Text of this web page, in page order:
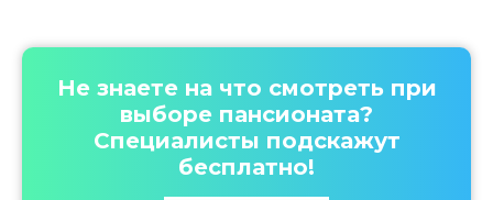
Не знаете на что смотреть при
выборе пансионата?
Специалисты подскажут
бесплатно!